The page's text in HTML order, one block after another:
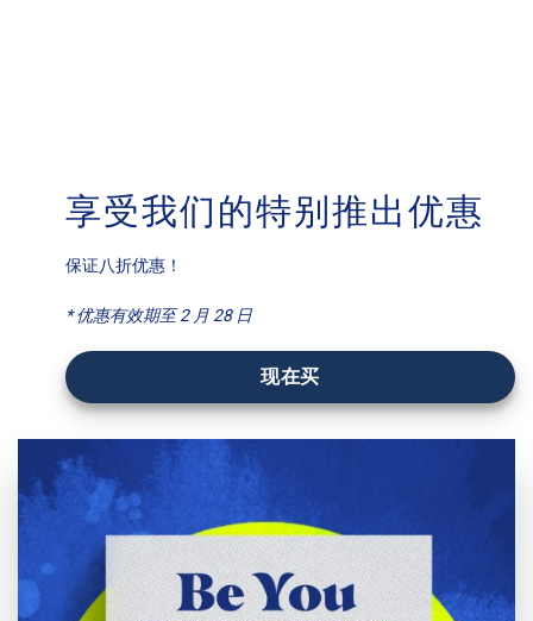
享受我们的特别推出优惠
保证八折优惠！
* 优惠有效期至 2 月 28 日
现在买